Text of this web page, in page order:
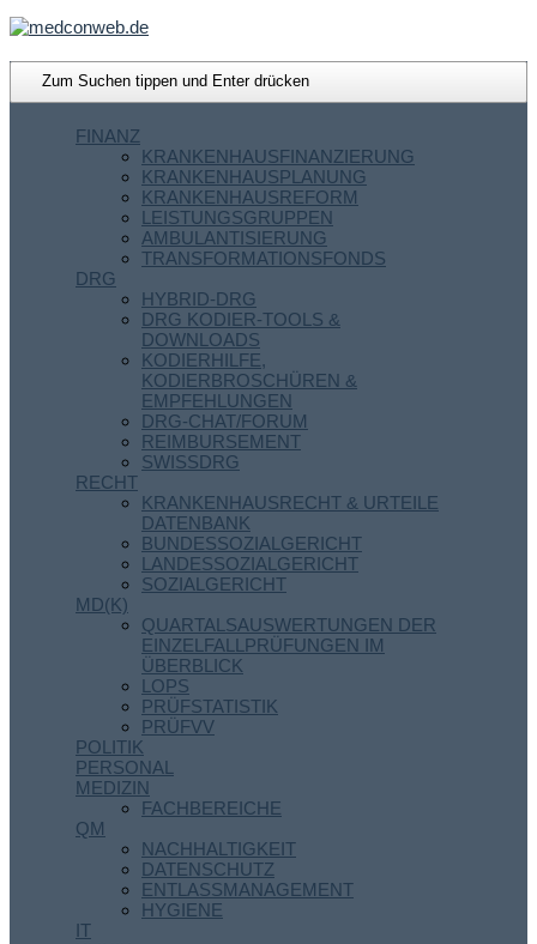
FINANZ
KRANKENHAUSFINANZIERUNG
KRANKENHAUSPLANUNG
KRANKENHAUSREFORM
LEISTUNGSGRUPPEN
AMBULANTISIERUNG
TRANSFORMATIONSFONDS
DRG
HYBRID-DRG
DRG KODIER-TOOLS &
DOWNLOADS
KODIERHILFE,
KODIERBROSCHÜREN &
EMPFEHLUNGEN
DRG-CHAT/FORUM
REIMBURSEMENT
SWISSDRG
RECHT
KRANKENHAUSRECHT & URTEILE
DATENBANK
BUNDESSOZIALGERICHT
LANDESSOZIALGERICHT
SOZIALGERICHT
MD(K)
QUARTALSAUSWERTUNGEN DER
EINZELFALLPRÜFUNGEN IM
ÜBERBLICK
LOPS
PRÜFSTATISTIK
PRÜFVV
POLITIK
PERSONAL
MEDIZIN
FACHBEREICHE
QM
NACHHALTIGKEIT
DATENSCHUTZ
ENTLASSMANAGEMENT
HYGIENE
IT